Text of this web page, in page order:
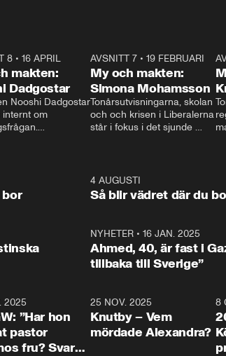
8• 16 APRIL
makten:
Dadgostar
Nooshi Dadgostar
internt om
upp i val. Ska vi
så sitter vi förstås
24:30
AVSNITT 7• 19 FEBRUARI
My och makten:
Simona Mohamsson
Tonårsutvisningarna, skolan
och och krisen i Liberalerna
står i fokus i det sjunde
kommentator My
Rohwedder ställer
utbildnings- och
Mohamsson till svars.
bor
4 AUGUSTI
Så blir vädret där du
NYHETER• 16 JAN. 2025
Ahmed, 40, är fast i
tillbaka till Sverige”
2025
”Har hon
pastor
fru? Svar
31:05
25 NOV. 2025
Knutby – Vem
mördade Alexandra?
8